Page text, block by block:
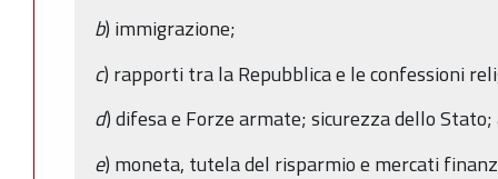
b) immigrazione;
c) rapporti tra la Repubblica e le confessioni
d) difesa e Forze armate; sicurezza dello
e) moneta, tutela del risparmio e mercati